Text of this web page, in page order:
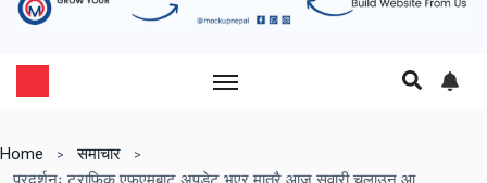
Home
समाचार